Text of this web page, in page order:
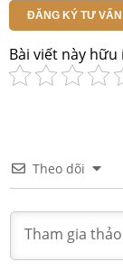
ĐĂNG KÝ TƯ VẤN
Bài viết này hữu
Theo dõi